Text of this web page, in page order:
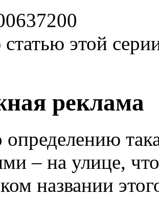
37200
этой
реклама
определению
– на улице,
названии